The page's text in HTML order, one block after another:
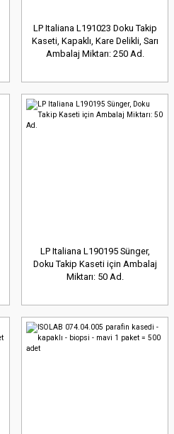
LP Italiana L191023 Doku Takip
Kaseti, Kapaklı, Kare Delikli, Sarı
Ambalaj Miktarı: 250 Ad.
LP Italiana L190195 Sünger,
Doku Takip Kaseti için Ambalaj
Miktarı: 50 Ad.